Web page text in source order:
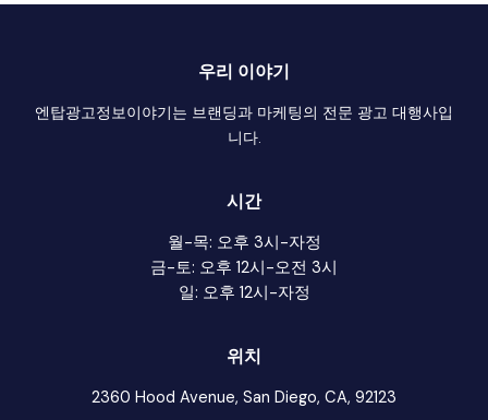
우리 이야기
엔탑광고정보이야기는 브랜딩과 마케팅의 전문 광고 대행사입
니다.
시간
월-목: 오후 3시-자정
금-토: 오후 12시-오전 3시
일: 오후 12시-자정
위치
2360 Hood Avenue, San Diego, CA, 92123